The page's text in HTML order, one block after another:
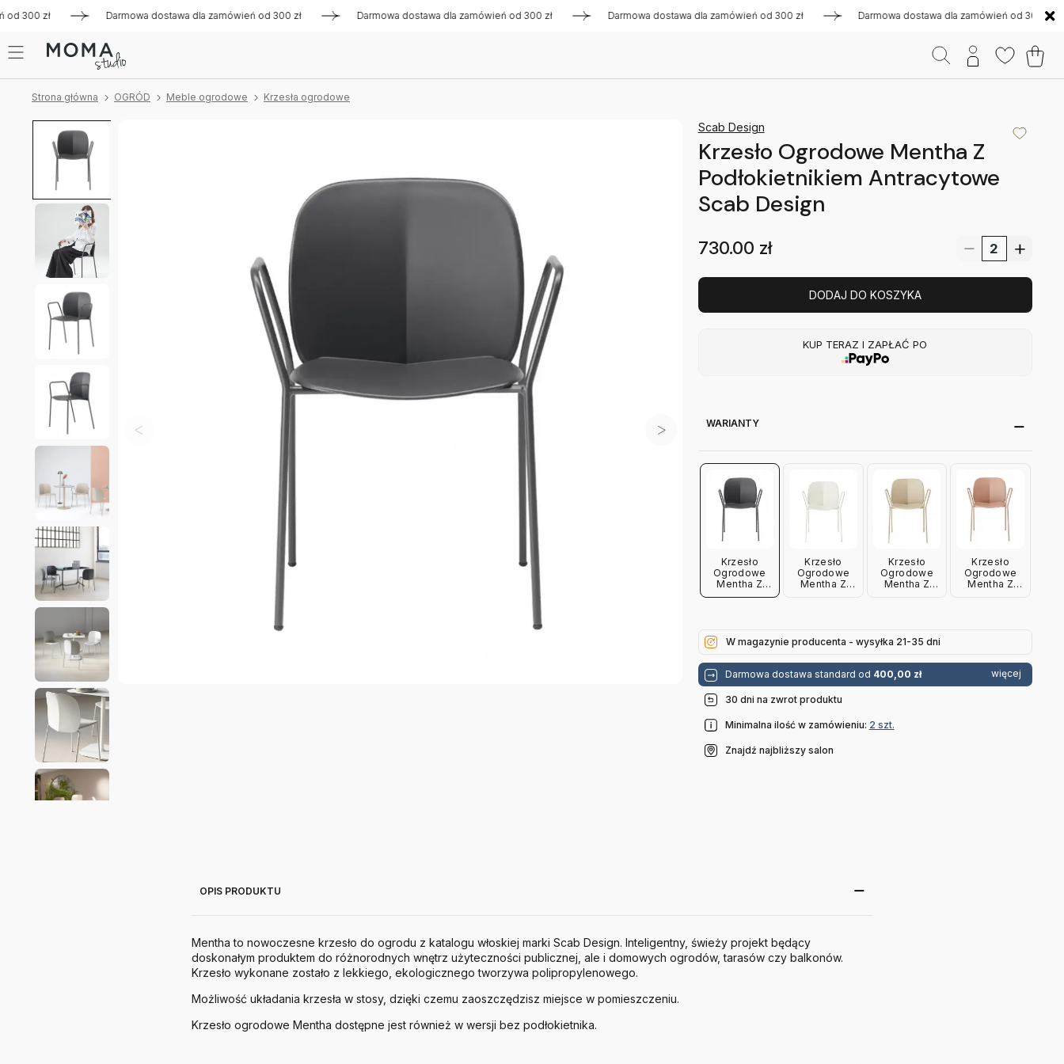
zł Darmowa dostawa dla zamówień od 300 zł Darmowa dostawa dla zamówień od 300 zł Darmowa dostawa dla zamówień od 300 zł Darmowa dostawa dla zamówień od 300 zł
Strona główna OGRÓD Meble ogrodowe Krzesła ogrodowe
Scab Design
Krzesło Ogrodowe Mentha Z
Podłokietnikiem Antracytowe
Scab Design
730.00 zł
DODAJ DO KOSZYKA
KUP TERAZ I ZAPŁAĆ PO
WARIANTY
Krzesło
Ogrodowe
Mentha Z
Podłokietnikiem
Krzesło
Ogrodowe
Mentha Z
Krzesło
Ogrodowe
Mentha Z
Krzesło
Ogrodowe
Mentha Z
W magazynie producenta - wysyłka 21-35 dni
Darmowa dostawa standard od 400,00 zł więcej
30 dni na zwrot produktu
Minimalna ilość w zamówieniu: 2 szt.
Znajdź najbliższy salon
OPIS PRODUKTU
Mentha to nowoczesne krzesło do ogrodu z katalogu włoskiej marki Scab Design. Inteligentny, świeży projekt będący
doskonałym produktem do różnorodnych wnętrz użyteczności publicznej, ale i domowych ogrodów, tarasów czy balkonów.
Krzesło wykonane zostało z lekkiego, ekologicznego tworzywa polipropylenowego.
Możliwość układania krzesła w stosy, dzięki czemu zaoszczędzisz miejsce w pomieszczeniu.
Krzesło ogrodowe Mentha dostępne jest również w wersji bez podłokietnika.